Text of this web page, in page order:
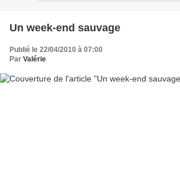
Un week-end sauvage
Publié le 22/04/2010 à 07:00
Par Valérie